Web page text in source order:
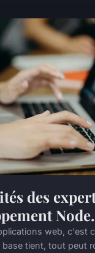
des
web, c'est
base tient, tout peut